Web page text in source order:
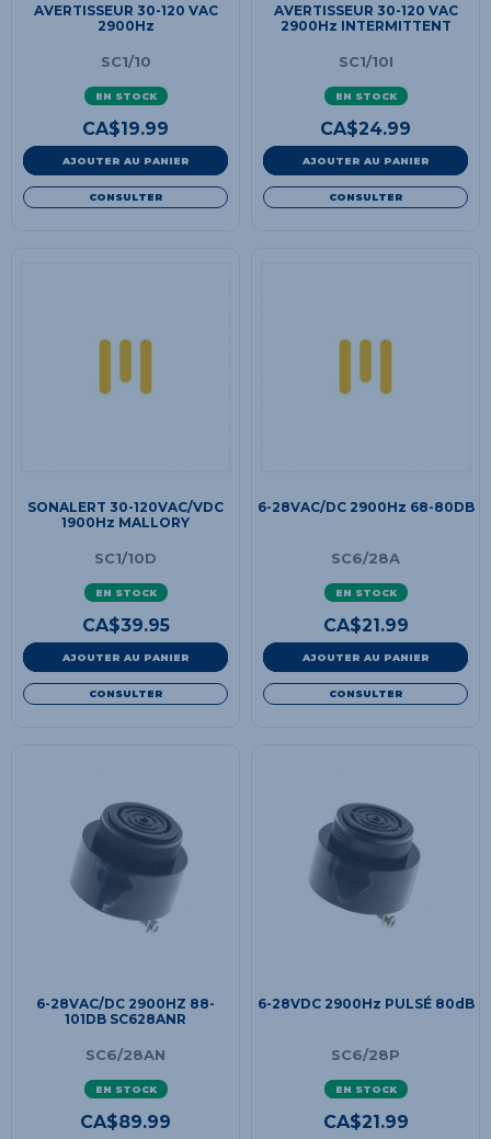
AVERTISSEUR 30-120 VAC
2900Hz
SC1/10
EN STOCK
CA$19.99
AJOUTER AU PANIER
CONSULTER
AVERTISSEUR 30-120 VAC
2900Hz INTERMITTENT
SC1/10I
EN STOCK
CA$24.99
AJOUTER AU PANIER
CONSULTER
SONALERT 30-120VAC/VDC
1900Hz MALLORY
SC1/10D
EN STOCK
CA$39.95
AJOUTER AU PANIER
CONSULTER
6-28VAC/DC 2900Hz 68-80DB
SC6/28A
EN STOCK
CA$21.99
AJOUTER AU PANIER
CONSULTER
6-28VAC/DC 2900HZ 88-
101DB SC628ANR
SC6/28AN
EN STOCK
CA$89.99
6-28VDC 2900Hz PULSÉ 80dB
SC6/28P
EN STOCK
CA$21.99